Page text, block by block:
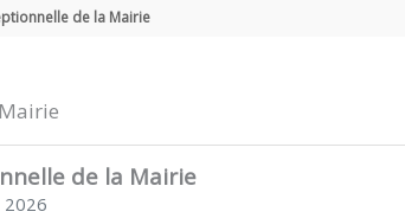
de la Mairie
de la Mairie
2026